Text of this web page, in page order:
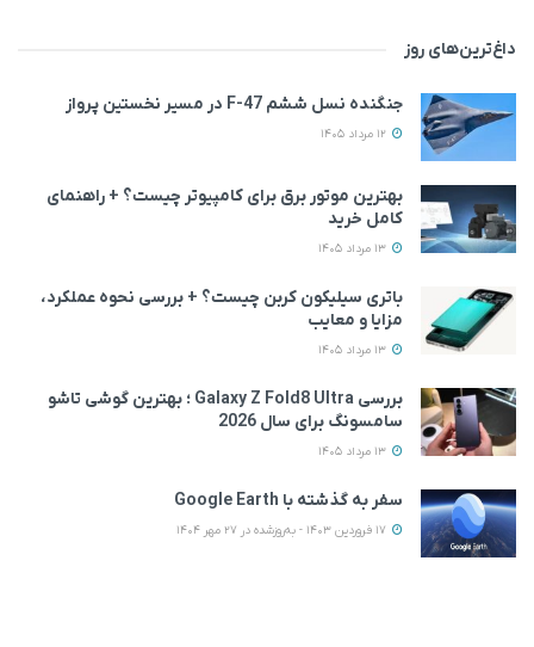
داغ‌ترین‌های روز
جنگنده نسل ششم F-47 در مسیر نخستین پرواز
بهترین موتور برق برای کامپیوتر چیست؟ + راهنمای
کامل خرید
باتری سیلیکون کربن چیست؟ + بررسی نحوه عملکرد،
مزایا و معایب
بررسی Galaxy Z Fold8 Ultra ؛ بهترین گوشی تاشو
سامسونگ برای سال 2026
سفر به گذشته با Google Earth